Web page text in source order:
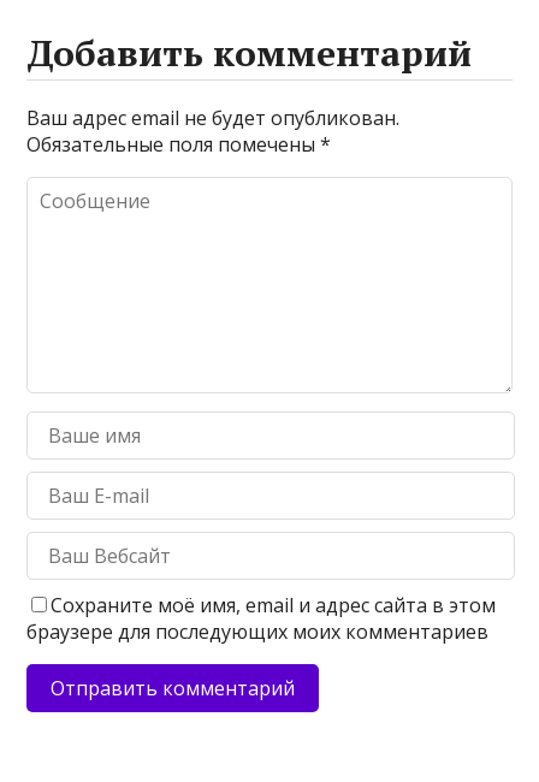
Добавить комментарий
Ваш адрес email не будет опубликован.
Обязательные поля помечены*
Сохраните моё имя, email и адрес сайта в этом
браузере для последующих моих комментариев